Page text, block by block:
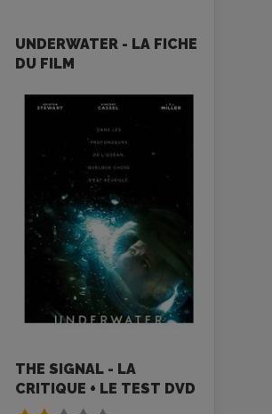
UNDERWATER - LA FICHE
DU FILM
THE SIGNAL - LA
CRITIQUE + LE TEST DVD